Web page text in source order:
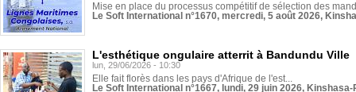
Mise en place du processus compétitif de sélection des
Le Soft International n°1670, mercredi, 5 août 2026,
L'esthétique ongulaire atterrit à Bandundu Ville
lun, 29/06/2026 - 10:30
Elle fait florès dans les pays d'Afrique de l'est...
Le Soft International n°1667, lundi, 29 juin 2026,